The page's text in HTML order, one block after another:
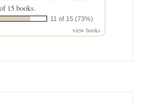
15 books.
11 of 15 (73%)
view books